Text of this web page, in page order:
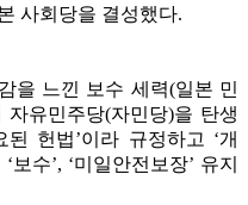
사회당을 결성했다.
을 느낀 보수 세력(일본 민
유민주당(자민당)을 탄생
헌법’이라 규정하고 ‘개
수’, ‘미일안전보장’ 유지